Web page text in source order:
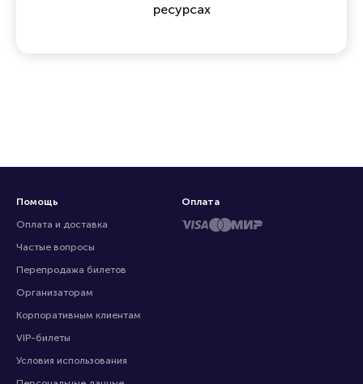
ресурсах
Помощь
Оплата и доставка
Частые вопросы
Перепродажа билетов
Организаторам
Корпоративным клиентам
VIP-билеты
Условия использования
Оплата